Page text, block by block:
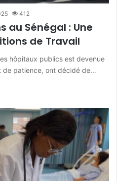
412
au Sénégal : Une
de Travail
hôpitaux publics est devenue
de patience, ont décidé de…